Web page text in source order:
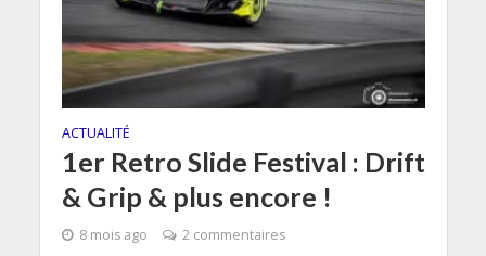
ACTUALITÉ
1er Retro Slide Festival : Drift
& Grip & plus encore !
8 mois ago 2 commentaires